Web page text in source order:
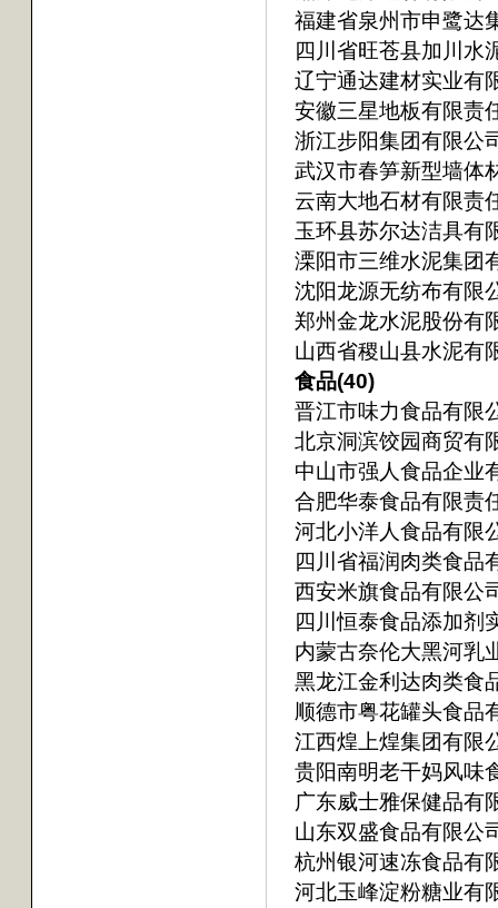
福建省泉州市申鹭达
四川省旺苍县加川水
辽宁通达建材实业有
安徽三星地板有限责
浙江步阳集团有限公
武汉市春笋新型墙体
云南大地石材有限责
玉环县苏尔达洁具有
溧阳市三维水泥集团
沈阳龙源无纺布有限
郑州金龙水泥股份有
山西省稷山县水泥有
食品(40)
晋江市味力食品有限
北京洞滨饺园商贸有
中山市强人食品企业
合肥华泰食品有限责
河北小洋人食品有限
四川省福润肉类食品
西安米旗食品有限公
四川恒泰食品添加剂
内蒙古奈伦大黑河乳
黑龙江金利达肉类食
顺德市粤花罐头食品
江西煌上煌集团有限
贵阳南明老干妈风味
广东威士雅保健品有
山东双盛食品有限公
杭州银河速冻食品有
河北玉峰淀粉糖业有